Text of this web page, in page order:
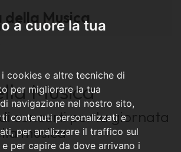
a cuore la tua
cookies e altre tecniche di
per migliorare la tua
navigazione nel nostro sito,
contenuti personalizzati e
per analizzare il traffico sul
per capire da dove arrivano i
della Musica
Musica
concerti per la giornata
musica